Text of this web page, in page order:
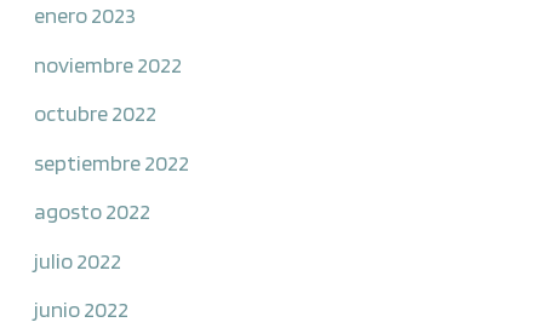
enero 2023
noviembre 2022
octubre 2022
septiembre 2022
agosto 2022
julio 2022
junio 2022